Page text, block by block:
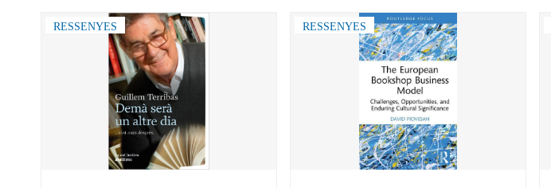
RESSENYES RESSENYES